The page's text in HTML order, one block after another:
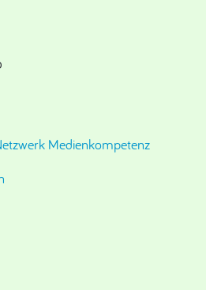
Medienkompetenz